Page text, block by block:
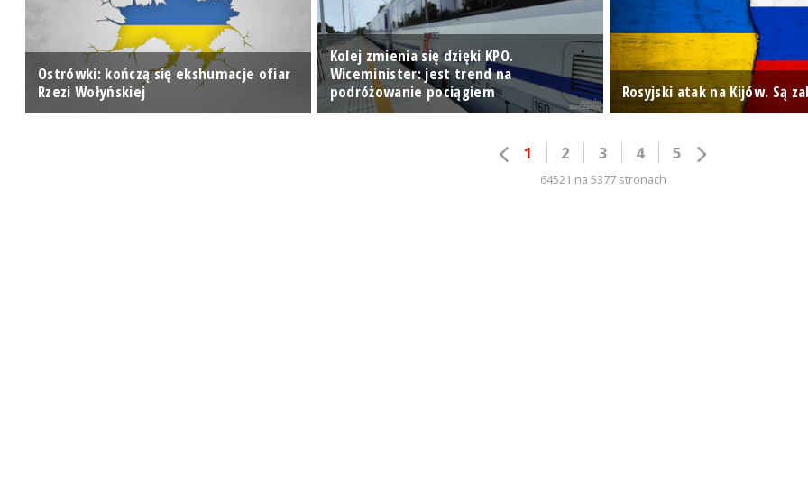
Ostrówki: kończą się ekshumacje ofiar
Rzezi Wołyńskiej
Kolej zmienia się dzięki KPO.
Wiceminister: jest trend na
podróżowanie pociągiem
Rosyjski atak na Kijów. Są
1 2 3 4 5
64521 na 5377 stronach